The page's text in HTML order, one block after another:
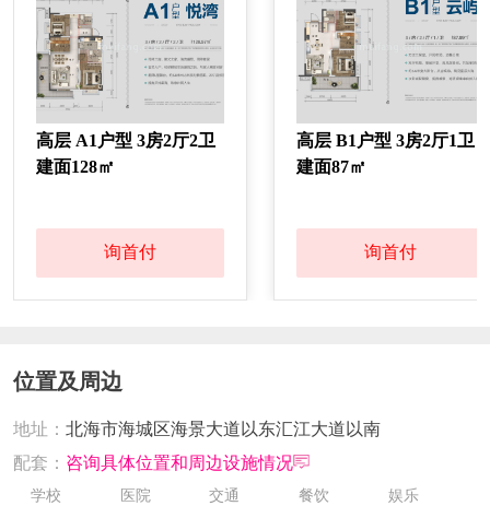
高层 A1户型 3房2厅2卫
建面128㎡
询首付
高层 B1户型 3房2厅1卫
建面87㎡
询首付
位置及周边
地址： 北海市海城区海景大道以东汇江大道以南
配套： 咨询具体位置和周边设施情况
学校 医院 交通 餐饮 娱乐